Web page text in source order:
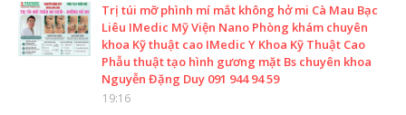
Trị túi mỡ phình mí mắt không hở mi Cà Mau Bạc
Liêu IMedic Mỹ Viện Nano Phòng khám chuyên
khoa Kỹ thuật cao IMedic Y Khoa Kỹ Thuật Cao
Phẫu thuật tạo hình gương mặt Bs chuyên khoa
Nguyễn Đặng Duy 091 944 94 59
19:16